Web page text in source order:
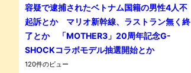
容疑で逮捕されたベトナム国籍の男性4人不
起訴とか マリオ新幹線、ラストラン無く終
了とか 「MOTHER3」20周年記念G-
SHOCKコラボモデル抽選開始とか
120件のビュー